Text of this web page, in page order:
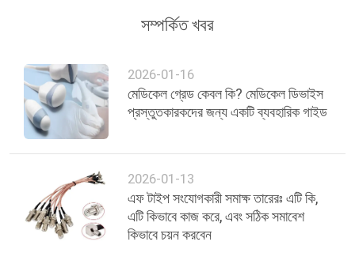
সম্পর্কিত খবর
2026-01-16
মেডিকেল গ্রেড কেবল কি? মেডিকেল ডিভাইস
প্রস্তুতকারকদের জন্য একটি ব্যবহারিক গাইড
2026-01-13
এফ টাইপ সংযোগকারী সমাক্ষ তারেরঃ এটি কি,
এটি কিভাবে কাজ করে, এবং সঠিক সমাবেশ
কিভাবে চয়ন করবেন